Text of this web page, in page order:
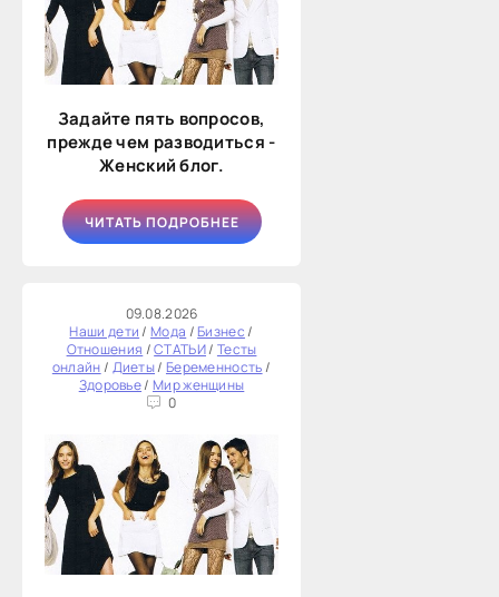
Задайте пять вопросов,
прежде чем разводиться -
Женский блог.
ЧИТАТЬ ПОДРОБНЕЕ
09.08.2026
Наши дети/Мода /Бизнес/
Отношения /СТАТЬИ/ Тесты
онлайн/ Диеты/ Беременность/
Здоровье/ Мир женщины
0